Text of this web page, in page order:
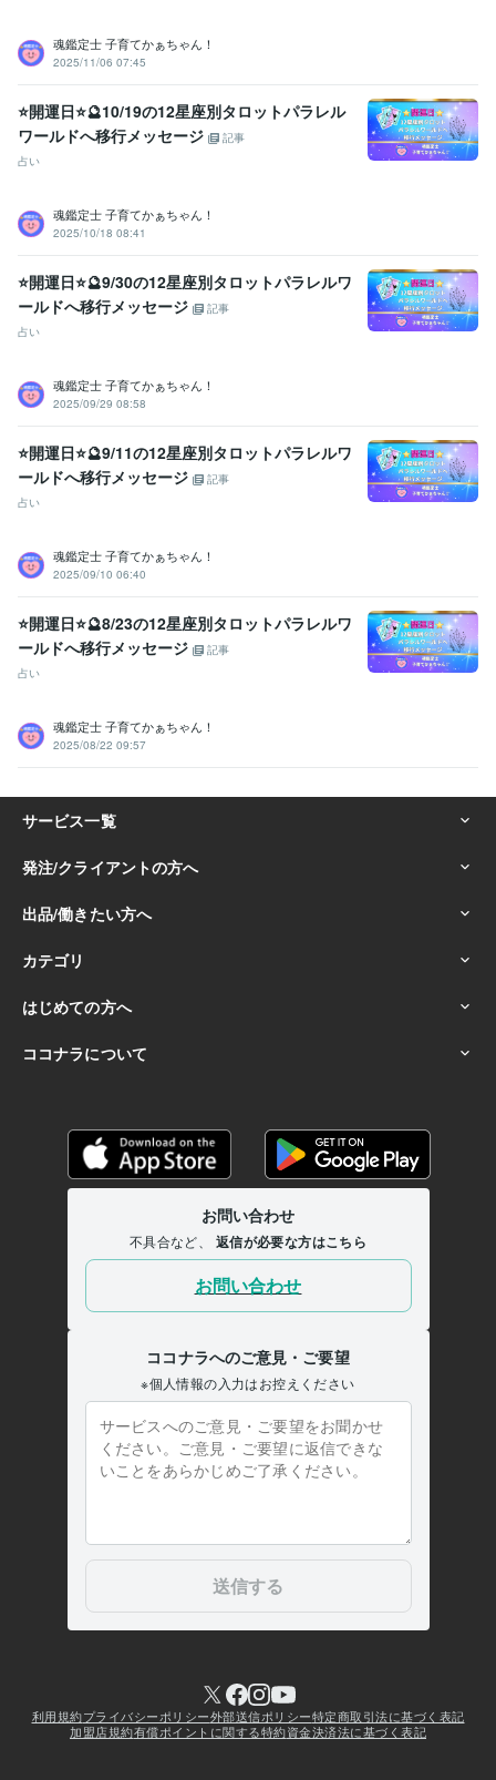
福祉住環境コーディネーター2級
福祉用具専門相談員
得意分野
悩み相談・カウンセリング 【複数占術による解決策】 【親子鑑定】
【魂の気質から読み解く不登校の悩み相談】
【ママへの♡パラレル
シフトメッセージ】
子育ての悩み
占い 【魂の気質から読み解く宝物(才能)鑑定】
ためのお手伝い♡♪】
悩み相談 子育ての悩み
魂鑑定士 子育てかぁちゃん！
2025/11/06 07:45
⭐開運日⭐🔮10/19の12星座別タロットパラレル
ワールドへ移行メッセージ
記事
占い
魂鑑定士 子育てかぁちゃん！
2025/10/18 08:41
⭐開運日⭐🔮9/30の12星座別タロットパラレルワ
ールドへ移行メッセージ
記事
占い
魂鑑定士 子育てかぁちゃん！
2025/09/29 08:58
⭐開運日⭐🔮9/11の12星座別タロットパラレルワ
ールドへ移行メッセージ
記事
占い
魂鑑定士 子育てかぁちゃん！
2025/09/10 06:40
⭐開運日⭐🔮8/23の12星座別タロットパラレルワ
ールドへ移行メッセージ
記事
占い
魂鑑定士 子育てかぁちゃん！
2025/08/22 09:57